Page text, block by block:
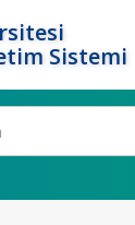
Sistemi